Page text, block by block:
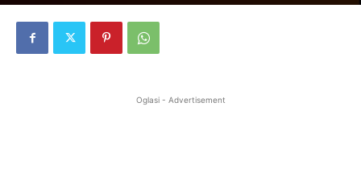
Oglasi - Advertisement